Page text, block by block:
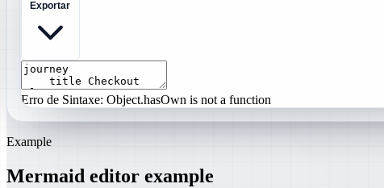
Erro de Sintaxe: Object.hasOwn is not a function
Example
Mermaid editor example